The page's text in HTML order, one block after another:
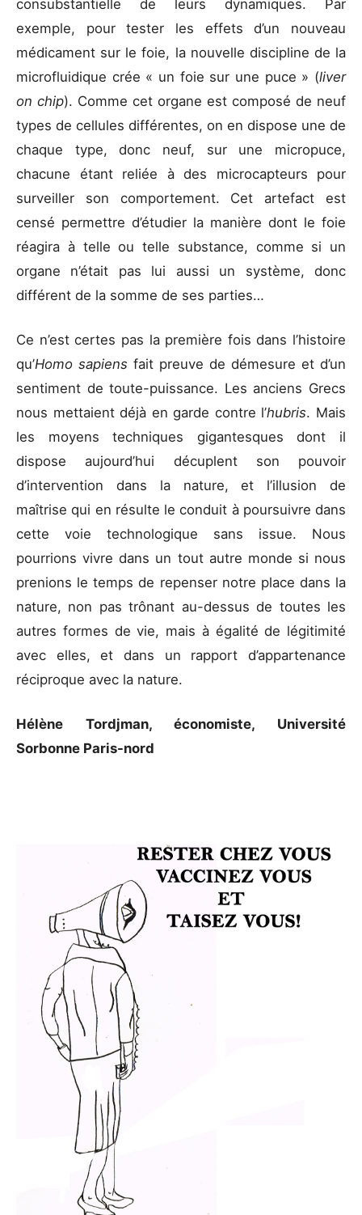
consubstantielle de leurs dynamiques. Par
exemple, pour tester les effets d’un nouveau
médicament sur le foie, la nouvelle discipline de la
microfluidique crée « un foie sur une puce » (liver
on chip). Comme cet organe est composé de neuf
types de cellules différentes, on en dispose une de
chaque type, donc neuf, sur une micropuce,
chacune étant reliée à des microcapteurs pour
surveiller son comportement. Cet artefact est
censé permettre d’étudier la manière dont le foie
réagira à telle ou telle substance, comme si un
organe n’était pas lui aussi un système, donc
différent de la somme de ses parties…
Ce n’est certes pas la première fois dans l’histoire
qu’Homo sapiens fait preuve de démesure et d’un
sentiment de toute-puissance. Les anciens Grecs
nous mettaient déjà en garde contre l’hubris. Mais
les moyens techniques gigantesques dont il
dispose aujourd’hui décuplent son pouvoir
d’intervention dans la nature, et l’illusion de
maîtrise qui en résulte le conduit à poursuivre dans
cette voie technologique sans issue. Nous
pourrions vivre dans un tout autre monde si nous
prenions le temps de repenser notre place dans la
nature, non pas trônant au-dessus de toutes les
autres formes de vie, mais à égalité de légitimité
avec elles, et dans un rapport d’appartenance
réciproque avec la nature.
Hélène Tordjman, économiste, Université
Sorbonne Paris-nord